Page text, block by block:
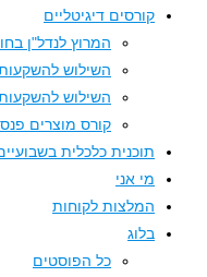
קורסים דיגיטליים
המרוץ לנדל"ן בחו"ל
השילוש להשקעות
השילוש להשקעות
קורס מוצרים פנסיונים
תוכנית כלכלית בשבועיים
מי אני
המלצות לקוחות
בלוג
כל הפוסטים